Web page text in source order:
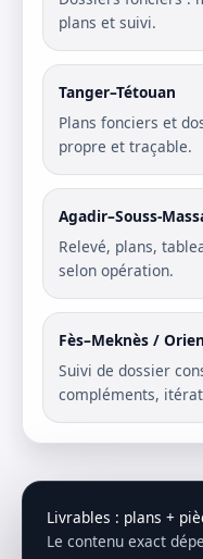
plans et suivi.
Tanger–Tétouan
Plans fonciers et
propre et traçable.
Agadir–Souss-
Relevé, plans,
selon opération.
Fès–Meknès /
Suivi de dossier
compléments,
Livrables : plans +
Le contenu exact